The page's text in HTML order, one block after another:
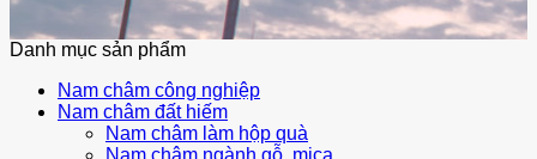
Danh mục sản phẩm
Nam châm công nghiệp
Nam châm đất hiếm
Nam châm làm hộp quà